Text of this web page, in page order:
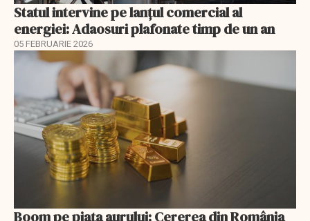
Statul intervine pe lanțul comercial al
energiei: Adaosuri plafonate timp de un an
05 FEBRUARIE 2026
Boom pe piața aurului: Cererea din România